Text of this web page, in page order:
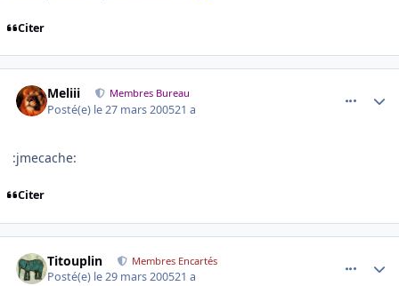
Citer
Meliii Membres Bureau
Posté(e) le 27 mars 200521 a
:jmecache:
Citer
Titouplin Membres Encartés
Posté(e) le 29 mars 200521 a